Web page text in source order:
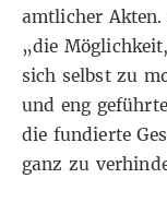
amtlicher Akten.
„die
sich selbst zu
und eng
die fundierte
ganz zu